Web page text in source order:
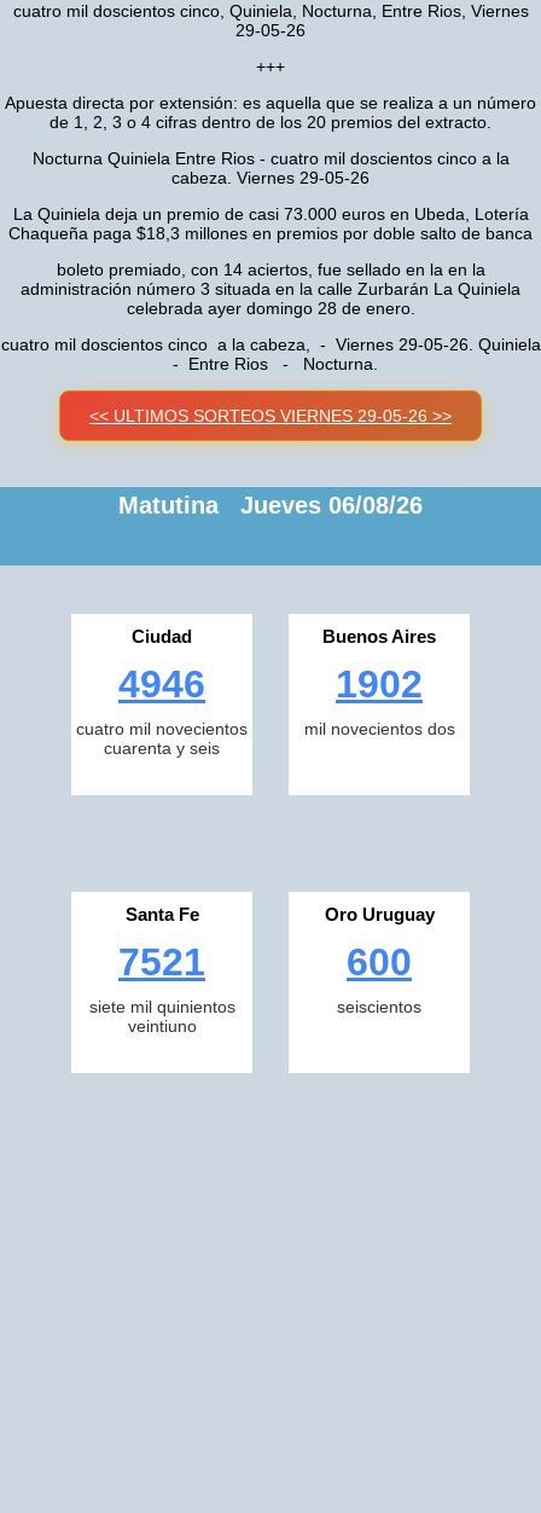
cuatro mil doscientos cinco, Quiniela, Nocturna, Entre Rios, Viernes
29-05-26
+++
Apuesta directa por extensión: es aquella que se realiza a un número
de 1, 2, 3 o 4 cifras dentro de los 20 premios del extracto.
Nocturna Quiniela Entre Rios - cuatro mil doscientos cinco a la
cabeza. Viernes 29-05-26
La Quiniela deja un premio de casi 73.000 euros en Ubeda, Lotería
Chaqueña paga $18,3 millones en premios por doble salto de banca
boleto premiado, con 14 aciertos, fue sellado en la en la
administración número 3 situada en la calle Zurbarán La Quiniela
celebrada ayer domingo 28 de enero.
cuatro mil doscientos cinco a la cabeza, - Viernes 29-05-26. Quiniela
- Entre Rios - Nocturna.
<< ULTIMOS SORTEOS VIERNES 29-05-26 >>
Matutina Jueves 06/08/26
Ciudad
4946
cuatro mil novecientos
cuarenta y seis
Buenos Aires
1902
mil novecientos dos
Santa Fe
7521
siete mil quinientos
veintiuno
Oro Uruguay
600
seiscientos